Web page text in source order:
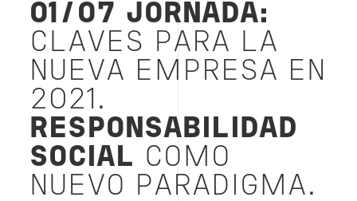
01/07 JORNADA:
CLAVES PARA LA
NUEVA EMPRESA EN
2021.
RESPONSABILIDAD
SOCIAL COMO
NUEVO PARADIGMA.